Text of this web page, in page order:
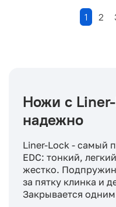
1 2
Ножи с
надежно
Liner-Lock - самый
EDC: тонкий,
жестко.
за пятку клинка и
Закрывается